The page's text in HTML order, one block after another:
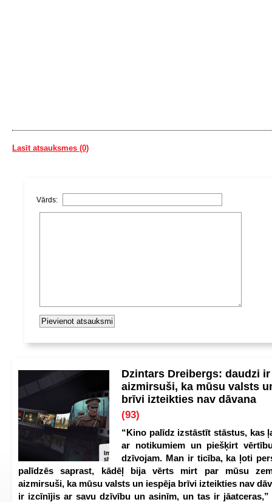
Lasīt atsauksmes (0)
Vārds:
Dzintars Dreibergs: daudzi ir
aizmirsuši, ka mūsu valsts
brīvi izteikties nav dāvana
(93)
“Kino palīdz izstāstīt stāstus, kas
ar notikumiem un piešķirt
dzīvojam. Man ir ticība, ka ļoti
palīdzēs saprast, kādēļ bija vērts mirt par mūsu
aizmirsuši, ka mūsu valsts un iespēja brīvi izteikties nav
ir izcīnījis ar savu dzīvību un asinīm, un tas ir jāatceras,”